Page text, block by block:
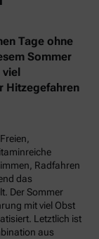
Tage ohne
Sommer
Hitzegefahren
Radfahren
das
Der Sommer
mit viel Obst
Letztlich ist
aus